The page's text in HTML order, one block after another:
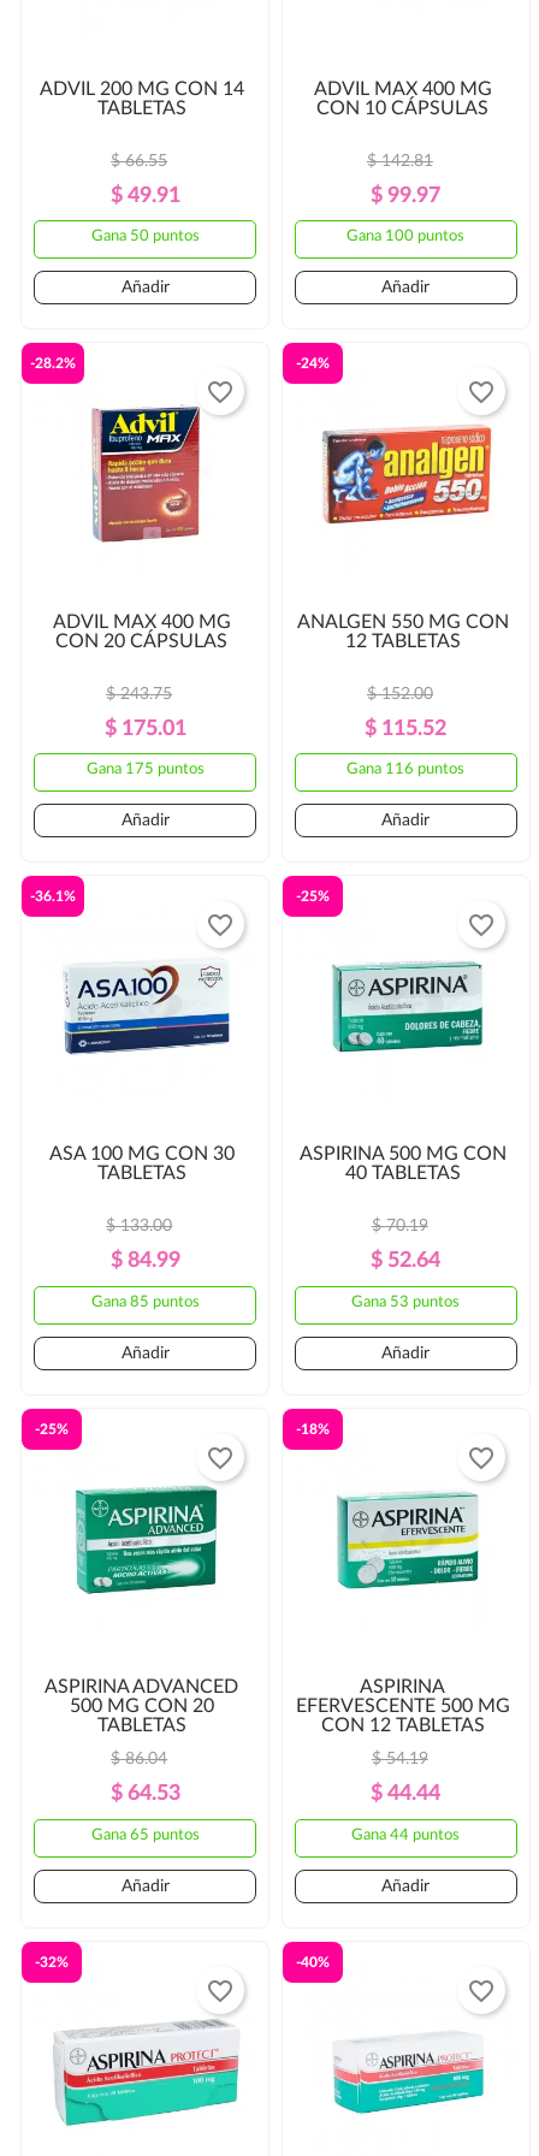
ADVIL 200 MG CON 14
TABLETAS
Precio
Regular
$ 66.55
Precio
$ 49.91
Gana 50 puntos
Añadir
ADVIL MAX 400 MG
CON 10 CÁPSULAS
Precio
Regular
$ 142.81
Precio
$ 99.97
Gana 100 puntos
Añadir
ADVIL MAX 400 MG
CON 20 CÁPSULAS
Precio
Regular
$ 243.75
Precio
$ 175.01
Gana 175 puntos
-28.2%
Añadir
favorite_border
ANALGEN 550 MG CON
12 TABLETAS
Precio
Regular
$ 152.00
Precio
$ 115.52
Gana 116 puntos
-24%
Añadir
favorite_border
ASA 100 MG CON 30
TABLETAS
Precio
Regular
$ 133.00
Precio
$ 84.99
Gana 85 puntos
-36.1%
Añadir
favorite_border
ASPIRINA 500 MG CON
40 TABLETAS
Precio
Regular
$ 70.19
Precio
$ 52.64
Gana 53 puntos
-25%
Añadir
favorite_border
ASPIRINA ADVANCED
500 MG CON 20
TABLETAS
Precio
Regular
$ 86.04
Precio
$ 64.53
Gana 65 puntos
-25%
Añadir
favorite_border
ASPIRINA
EFERVESCENTE 500 MG
CON 12 TABLETAS
Precio
Regular
$ 54.19
Precio
$ 44.44
Gana 44 puntos
-18%
Añadir
favorite_border
-32%
favorite_border
-40%
favorite_border